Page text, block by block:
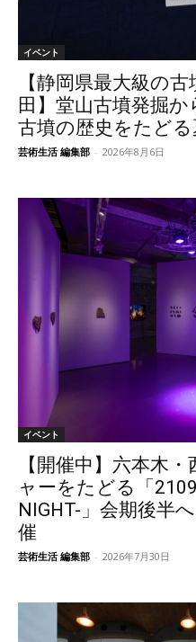
イベント
【静岡県最大級の
田】堂山古墳発掘
古墳の歴史をたど
芸術生活 編集部 - 2026年8月6日
イベント
【開催中】六本木
ャーをたどる「
NIGHT-」会期後半
催
芸術生活 編集部 - 2026年7月30日